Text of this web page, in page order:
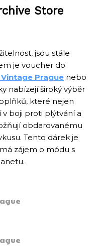
Store
jsou stále
je voucher do
Vintage Prague nebo
nabízejí široký výběr
které nejen
v boji proti plýtvání a
obdarovanému
Tento dárek je
zájem o módu s